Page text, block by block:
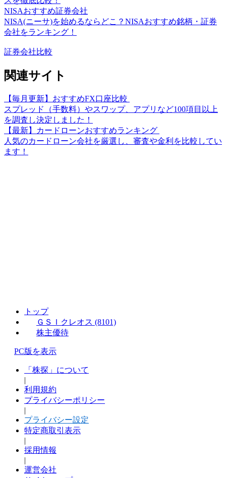
NISAおすすめ証券会社
NISA(ニーサ)を始めるならどこ？NISAおすすめ銘柄・証券
会社をランキング！
証券会社比較
関連サイト
【毎月更新】おすすめFX口座比較
スプレッド（手数料）やスワップ、アプリなど100項目以上
を調査し決定しました！
【最新】カードローンおすすめランキング
人気のカードローン会社を厳選し、審査や金利を比較してい
ます！
トップ
ＧＳＩクレオス (8101)
株主優待
PC版を表示
「株探」について
|
利用規約
プライバシーポリシー
|
プライバシー設定
特定商取引表示
|
採用情報
|
運営会社